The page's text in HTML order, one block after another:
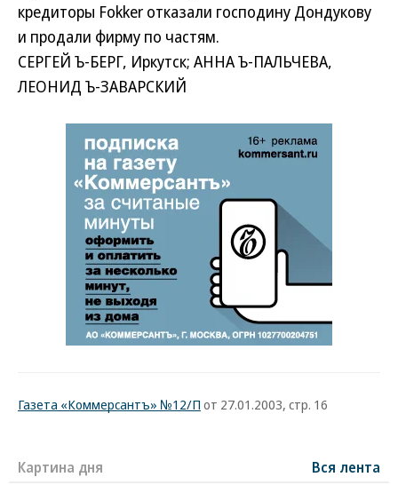
кредиторы Fokker отказали господину Дондукову
и продали фирму по частям.
СЕРГЕЙ Ъ-БЕРГ, Иркутск; АННА Ъ-ПАЛЬЧЕВА,
ЛЕОНИД Ъ-ЗАВАРСКИЙ
Газета «Коммерсантъ» №12/П от 27.01.2003, стр. 16
Картина дня Вся лента